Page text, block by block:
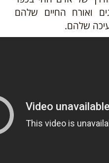
ואורח החיים שלהם
שלהם.